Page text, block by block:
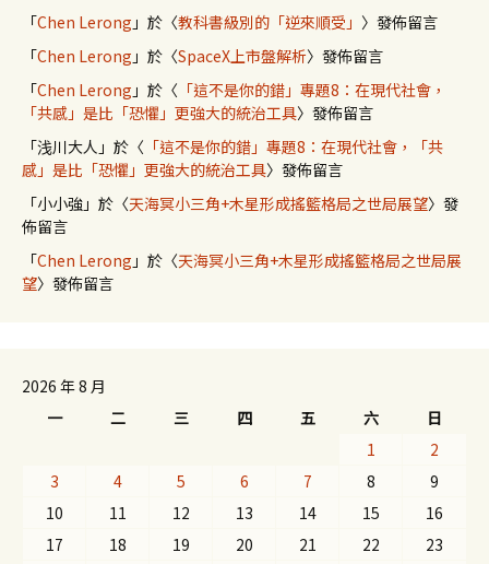
「Chen Lerong 」於〈教科書級別的「逆來順受」 〉發佈留言
「Chen Lerong 」於〈SpaceX上市盤解析〉發佈留言
「Chen Lerong 」於〈 「這不是你的錯」專題8：在現代社會，
「共感」是比「恐懼」更強大的統治工具〉發佈留言
「浅川大人 」於〈 「這不是你的錯」專題8：在現代社會，「共
感」是比「恐懼」更強大的統治工具〉發佈留言
「小小強 」於〈天海冥小三角+木星形成搖籃格局之世局展望〉發
佈留言
「Chen Lerong 」於〈天海冥小三角+木星形成搖籃格局之世局展
望〉發佈留言
2026 年 8 月
一
二 三 四 五 六
日
1
2
3
4 5 6 7 8
9
10
11 12 13 14 15
16
17
18 19 20 21 22
23